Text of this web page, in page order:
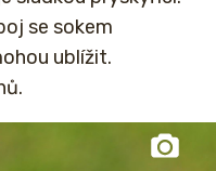
se sokem
ublížit.